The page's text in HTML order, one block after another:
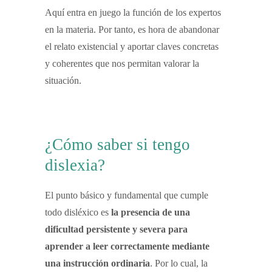
Aquí entra en juego la función de los expertos
en la materia. Por tanto, es hora de abandonar
el relato existencial y aportar claves concretas
y coherentes que nos permitan valorar la
situación.
¿Cómo saber si tengo
dislexia?
El punto básico y fundamental que cumple
todo disléxico es la presencia de una
dificultad persistente y severa para
aprender a leer correctamente mediante
una instrucción ordinaria. Por lo cual, la